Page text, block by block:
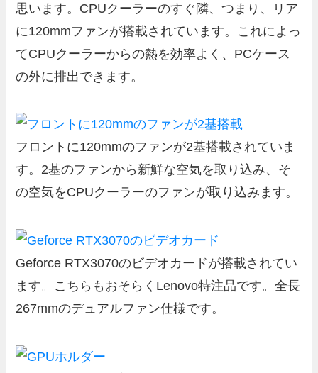
思います。CPUクーラーのすぐ隣、つまり、リア
に120mmファンが搭載されています。これによっ
てCPUクーラーからの熱を効率よく、PCケース
の外に排出できます。
フロントに120mmのファンが2基搭載されていま
す。2基のファンから新鮮な空気を取り込み、そ
の空気をCPUクーラーのファンが取り込みます。
Geforce RTX3070のビデオカードが搭載されてい
ます。こちらもおそらくLenovo特注品です。全長
267mmのデュアルファン仕様です。